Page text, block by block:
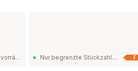
Nur begrenzte Stückzahl vorrätig F
Nur begrenzte Stückzahl vorrätig